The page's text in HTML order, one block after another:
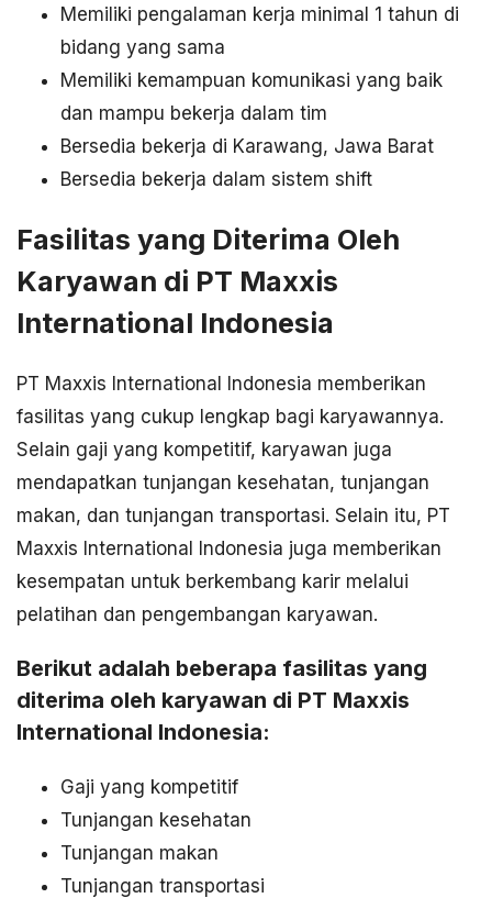
Memiliki pengalaman kerja minimal 1 tahun di
bidang yang sama
Memiliki kemampuan komunikasi yang baik
dan mampu bekerja dalam tim
Bersedia bekerja di Karawang, Jawa Barat
Bersedia bekerja dalam sistem shift
Fasilitas yang Diterima Oleh
Karyawan di PT Maxxis
International Indonesia
PT Maxxis International Indonesia memberikan
fasilitas yang cukup lengkap bagi karyawannya.
Selain gaji yang kompetitif, karyawan juga
mendapatkan tunjangan kesehatan, tunjangan
makan, dan tunjangan transportasi. Selain itu, PT
Maxxis International Indonesia juga memberikan
kesempatan untuk berkembang karir melalui
pelatihan dan pengembangan karyawan.
Berikut adalah beberapa fasilitas yang
diterima oleh karyawan di PT Maxxis
International Indonesia:
Gaji yang kompetitif
Tunjangan kesehatan
Tunjangan makan
Tunjangan transportasi